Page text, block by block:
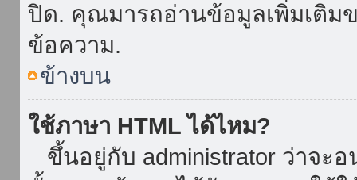
ปิด. คุณมารถอ่านข้อมูลเพิ่มเติม
ข้อความ.
ข้างบน
ใช้ภาษา HTML ได้ไหม?
ขึ้นอยู่กับ administrator ว่าจะ